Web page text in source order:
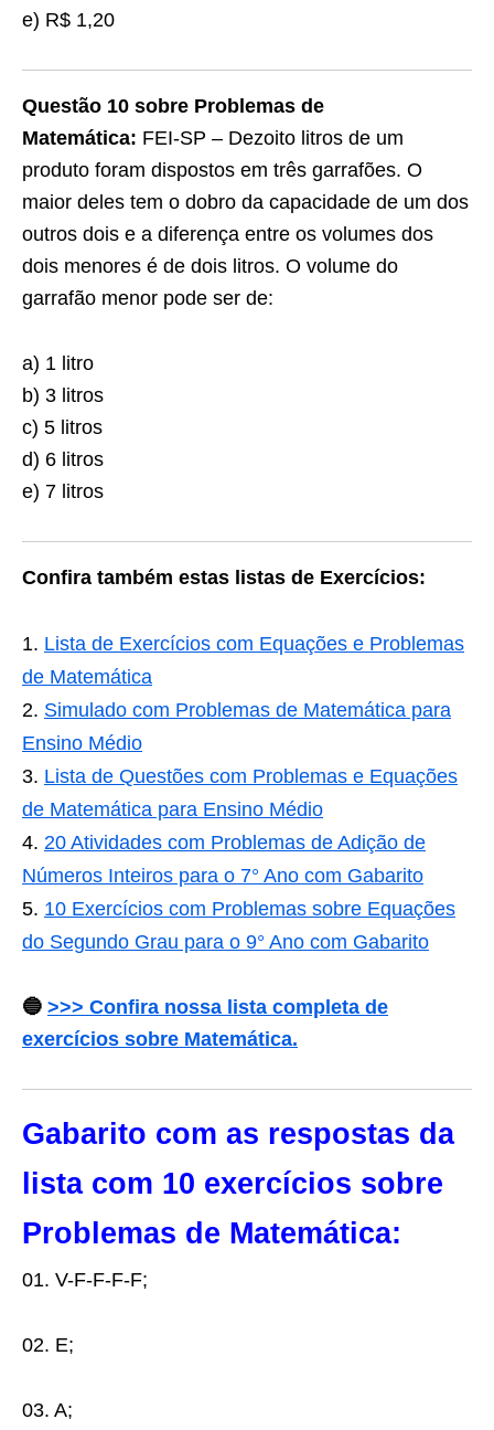
e) R$ 1,20
Questão 10 sobre Problemas de
Matemática: FEI-SP – Dezoito litros de um
produto foram dispostos em três garrafões. O
maior deles tem o dobro da capacidade de um dos
outros dois e a diferença entre os volumes dos
dois menores é de dois litros. O volume do
garrafão menor pode ser de:
a) 1 litro
b) 3 litros
c) 5 litros
d) 6 litros
e) 7 litros
Confira também estas listas de Exercícios:
Lista de Exercícios com Equações e Problemas
de Matemática
Simulado com Problemas de Matemática para
Ensino Médio
Lista de Questões com Problemas e Equações
de Matemática para Ensino Médio
20 Atividades com Problemas de Adição de
Números Inteiros para o 7° Ano com Gabarito
10 Exercícios com Problemas sobre Equações
do Segundo Grau para o 9° Ano com Gabarito
🔵 >>> Confira nossa lista completa de
exercícios sobre Matemática.
Gabarito com as respostas da
lista com 10 exercícios sobre
Problemas de Matemática:
01. V-F-F-F-F;
02. E;
03. A;